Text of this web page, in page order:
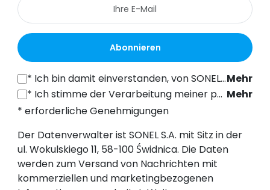
Abonnieren
* Ich bin damit einverstanden, von SONEL S.A. mit Sitz in der ul. Wokulskiego 11, 58-100 Świdnica, kommerzielle Informationen auf elektronischem Wege (an die angegebene E-Mail-Adresse) zu Marketingzwecken gemäß Art. 398 des Gesetzes vom 12. Juli 2024 über das Recht der elektronischen Kommunikation zu erhalten. Mehr
* Ich stimme der Verarbeitung meiner personenbezogenen Daten (E-Mail-Adresse) durch SONEL S.A. mit Sitz in ul. Wokulskiego 11, 58-100 Świdnica, zum Zwecke des Versands eines Newsletters mit kommerziellen und marketingbezogenen Informationen gemäß Art. 6 Abs. 1 Buchstabe a) der Datenschutz-Grundverordnung (DSGVO).
Mehr
* erforderliche Genehmigungen
Der Datenverwalter ist SONEL S.A. mit Sitz in der
ul. Wokulskiego 11, 58-100 Świdnica. Die Daten
werden zum Versand von Nachrichten mit
kommerziellen und marketingbezogenen